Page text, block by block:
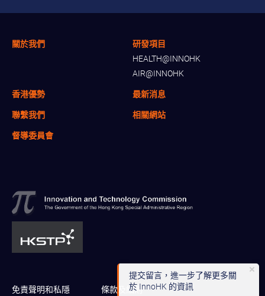
提交留言，進一步了解更多關
於 InnoHK 的資訊
關於我們
研發項目
HEALTH@INNOHK
AIR@INNOHK
香港優勢
最新消息
聯繫我們
相關網站
督導委員會
免責聲明和私隱 條款及細則